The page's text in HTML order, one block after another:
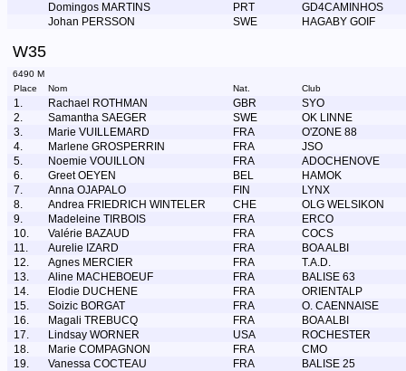
Domingos MARTINS
PRT
GD4CAMINHOS
Johan PERSSON
SWE HAGABY GOIF
W35
6490 M
Place
Nom Nat. Club
1. Rachael ROTHMAN GBR
SYO
2.
Samantha SAEGER SWE
OK LINNE
3.
Marie VUILLEMARD FRA
O'ZONE 88
4.
Marlene GROSPERRIN FRA
JSO
5.
Noemie VOUILLON FRA
ADOCHENOVE
6.
Greet OEYEN BEL
HAMOK
7.
Anna OJAPALO FIN
LYNX
8.
Andrea FRIEDRICH WINTELER CHE
OLG WELSIKON
9.
Madeleine TIRBOIS FRA
ERCO
10.
Valérie BAZAUD FRA
COCS
11.
Aurelie IZARD FRA
BOA ALBI
12.
Agnes MERCIER FRA
T.A.D.
13.
Aline MACHEBOEUF FRA
BALISE 63
14.
Elodie DUCHENE FRA
ORIENTALP
15.
Soizic BORGAT FRA
O. CAENNAISE
16.
Magali TREBUCQ FRA
BOA ALBI
17.
Lindsay WORNER USA
ROCHESTER
18.
Marie COMPAGNON FRA
CMO
19.
Vanessa COCTEAU FRA
BALISE 25